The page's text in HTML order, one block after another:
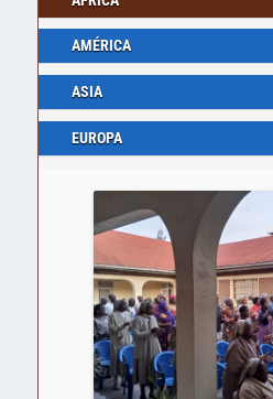
AMÉRICA
ASIA
EUROPA